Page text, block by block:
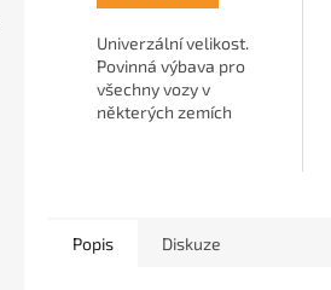
Univerzální velikost.
Povinná výbava pro
všechny vozy v
některých zemích
Popis Diskuze